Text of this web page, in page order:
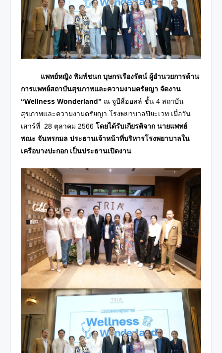
แพทย์หญิง พิมพ์ชนก บุษกรเรืองรัตน์ ผู้อำนวยการด้าน
การแพทย์สถาบันสุขภาพและความงามตรัยญา จัดงาน
“Wellness Wonderland” ณ จูบีลี่ฮอลล์ ชั้น 4 สถาบัน
สุขภาพและความงามตรัยญา โรงพยาบาลปิยะเวท เมื่อวัน
เสาร์ที่ 28 ตุลาคม 2566 โดยได้รับเกียรติจาก นายแพทย์
พณะ จันทรกมล ประธานเจ้าหน้าที่บริหารโรงพยาบาลใน
เครือบางปะกอก เป็นประธานเปิดงาน